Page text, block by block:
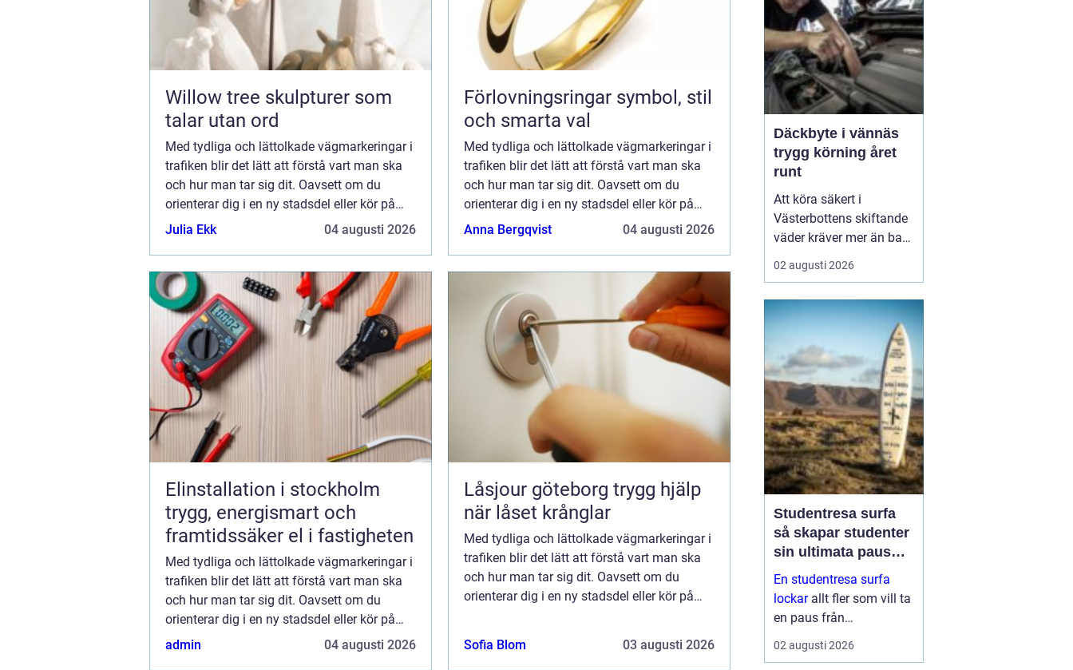
Willow tree skulpturer som
talar utan ord
Med tydliga och lättolkade vägmarkeringar i
trafiken blir det lätt att förstå vart man ska
och hur man tar sig dit. Oavsett om du
orienterar dig i en ny stadsdel eller kör på
motorvägen, ska parkera eller passera över
Julia Ekk 04 augusti 2026
Förlovningsringar symbol, stil
och smarta val
Med tydliga och lättolkade vägmarkeringar i
trafiken blir det lätt att förstå vart man ska
och hur man tar sig dit. Oavsett om du
orienterar dig i en ny stadsdel eller kör på
motorvägen, ska parkera eller passera över
Anna Bergqvist 04 augusti 2026
Elinstallation i stockholm
trygg, energismart och
framtidssäker el i fastigheten
Med tydliga och lättolkade vägmarkeringar i
trafiken blir det lätt att förstå vart man ska
och hur man tar sig dit. Oavsett om du
orienterar dig i en ny stadsdel eller kör på
motorvägen, ska parkera eller passera över
admin 04 augusti 2026
Låsjour göteborg trygg hjälp
när låset krånglar
Med tydliga och lättolkade vägmarkeringar i
trafiken blir det lätt att förstå vart man ska
och hur man tar sig dit. Oavsett om du
orienterar dig i en ny stadsdel eller kör på
Sofia Blom 03 augusti 2026
behöver hjälp direkt. En
03 augusti 2026
Däckbyte i vännäs
trygg körning året
runt
Att köra säkert i
Västerbottens skiftande
väder kräver mer än bara
ett körkort och en pålitlig
bil. Däckens skick och
roll för både
bromssträcka, kontroll
och komfort. I en ort
som Vännäs, där
vintrarna ofta är långa
och vägar...
02 augusti 2026
Studentresa surfa
så skapar studenter
sin ultimata paus
från plugget
En studentresa surfa
lockarallt fler som vill ta
en paus från
föreläsningar, tentaplugg
och sena kvällar i
02 augusti 2026